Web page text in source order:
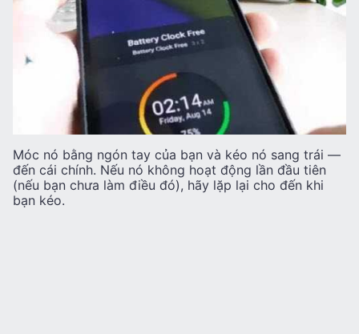
Móc nó bằng ngón tay của bạn và kéo nó sang trái —
đến cái chính. Nếu nó không hoạt động lần đầu tiên
(nếu bạn chưa làm điều đó), hãy lặp lại cho đến khi
bạn kéo.